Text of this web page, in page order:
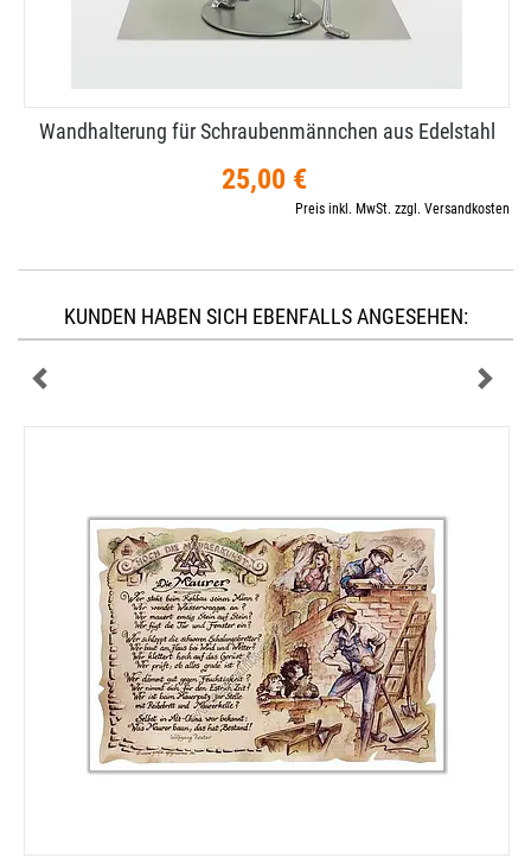
Wandhalterung für Schraubenmännchen aus Edelstahl
25,00 €
Preis inkl. MwSt. zzgl. Versandkosten
KUNDEN HABEN SICH EBENFALLS ANGESEHEN: